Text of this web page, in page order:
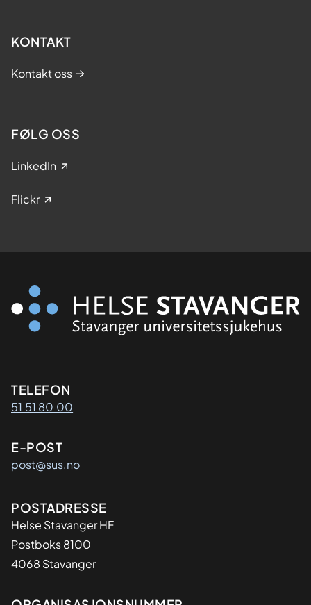
KONTAKT
Kontakt oss
FØLG OSS
LinkedIn
Flickr
Kontaktinformasjon
TELEFON
51 51 80 00
E-POST
post@sus.no
Adresse
POSTADRESSE
Helse Stavanger HF
Postboks 8100
4068 Stavanger